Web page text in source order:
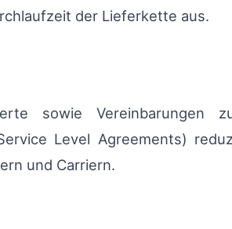
der Lieferkette aus.
sowie Vereinbarungen
Level Agreements)
und Carriern.